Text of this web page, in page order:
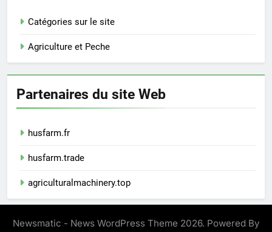
Catégories sur le site
Agriculture et Peche
Partenaires du site Web
husfarm.fr
husfarm.trade
agriculturalmachinery.top
Newsmatic - News WordPress Theme 2026. Powered By